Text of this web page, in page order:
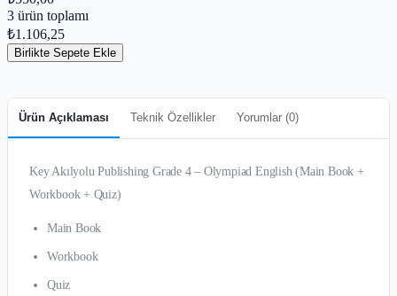
3 ürün toplamı
₺1.106,25
Birlikte Sepete Ekle
Ürün Açıklaması Teknik Özellikler Yorumlar (0)
Key Akılyolu Publishing Grade 4 – Olympiad English (Main Book +
Workbook + Quiz)
Main Book
Workbook
Quiz